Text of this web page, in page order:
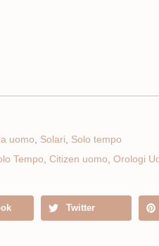
uomo Solari
Solo tempo
Tempo Citizen uomo Orologi
Twitter